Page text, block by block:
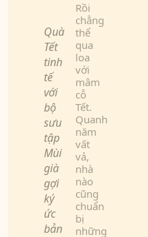
Quà
Tết
tinh
tế
với
bộ
sưu
tập
Mùi
già
gợi
ký
ức
bản
Rồi
chẳng
thể
qua
loa
với
mâm
cỗ
Tết.
Quanh
năm
vất
vả,
nhà
nào
cũng
chuẩn
bị
những